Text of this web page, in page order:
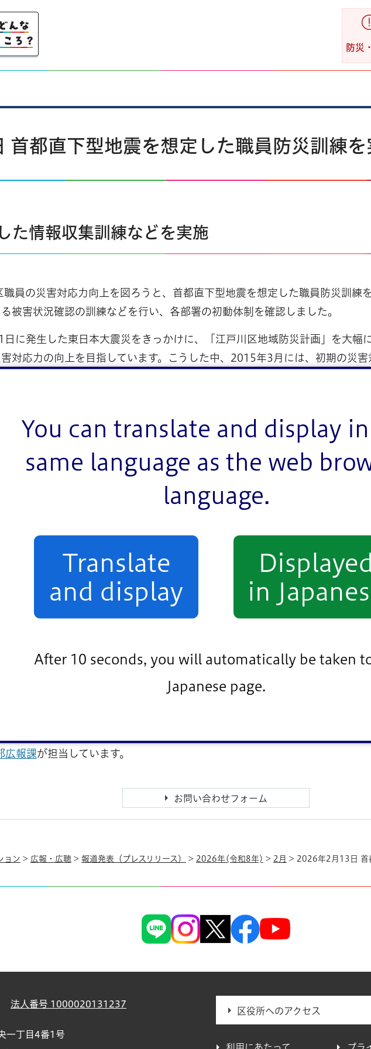
You can translate and display
same language as the web
language.
Translate
and display
Displayed
in
After 10 seconds, you will automatically be taken
Japanese page.
防災
首都直下型地震を想定した職員防災訓練を
た情報収集訓練などを実施
員の災害対応力向上を図ろうと、首都直下型地震を想定した職員防災訓練
被害状況確認の訓練などを行い、各部署の初動体制を確認しました。
に発生した東日本大震災をきっかけに、「江戸川区地域防災計画」を大幅
対応力の向上を目指しています。こうした中、2015年3月には、初期の災
計画（震災編）」を策定。庁舎等が被災した場合でも、区の行政機能低下
の復旧・復興業務などを定めています。区では、業務継続計画等の策定項
を確認してもらおうと、全庁の職員が参加する防災訓練を毎年実施してい
報共有するなど連携強化を図っています。
本日（13日）午前9時1分、斉藤猛（さいとうたけし）区長を本部長
は、都心南部を震源とするマグニチュード7.3の大規模な直下型地震
6時間後までのタイムラインをもとに、区民への火の元確認及び河川
設指示などが発令されました。今回は、協定締結企業と連携し、ド
ーンで撮影した映像は災害対策本部においてリアルタイムで確認し
て情報共有を行いました。また、大規模災害時にも途切れない自営
通信訓練や、区立小学校での避難所開設訓練なども実施しました。
発生時の初動対応を確認しました。
）は、災害時の通信手段の複線化や、収集した情報に対する対応力向上な
実施することは意義深いことであり、消防署の協力もいただきより実践的な
すので、引き続きよろしくお願いします」と講評しました。
い合わせ
広報課が担当しています。
ョン > 広報・広聴 > 報道発表（プレスリリース） > 2026年(令和8年) > 2月 > 2026年2月13日 首
法人番号 1000020131237
一丁目4番1号
区役所へのアクセス
利用にあたって プラ